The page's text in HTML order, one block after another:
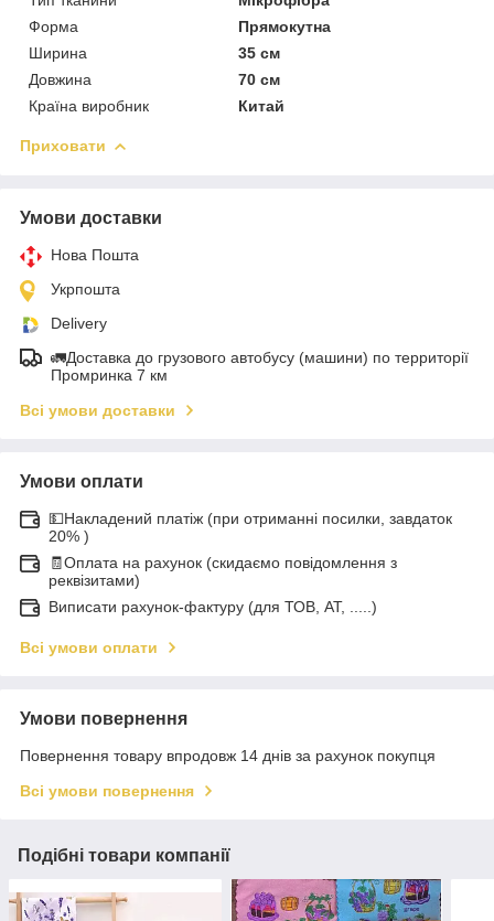
Форма
Прямокутна
Ширина
35 см
Довжина
70 см
Країна виробник
Китай
Приховати
Умови доставки
Нова Пошта
Укрпошта
Delivery
🚛Доставка до грузового автобусу (машини) по территорії
Промринка 7 км
Всі умови доставки
Умови оплати
💵Накладений платіж (при отриманні посилки, завдаток
20% )
🧾Оплата на рахунок (скидаємо повідомлення з
реквізитами)
Виписати рахунок-фактуру (для ТОВ, АТ, .....)
Всі умови оплати
Умови повернення
Повернення товару впродовж 14 днів за рахунок покупця
Всі умови повернення
Подібні товари компанії